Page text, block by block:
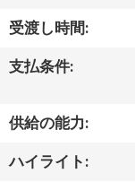
い
て
工
場
受渡し時間:
支払条件:
供給の能力:
ハイライト: